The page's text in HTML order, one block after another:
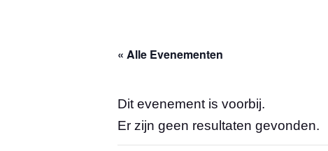
« Alle Evenementen
Dit evenement is voorbij.
Er zijn geen resultaten gevonden.